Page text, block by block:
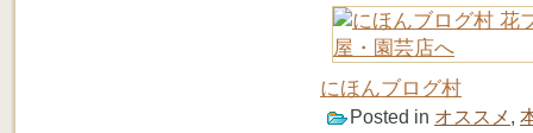
にほんブログ村
Posted in オススメ ,